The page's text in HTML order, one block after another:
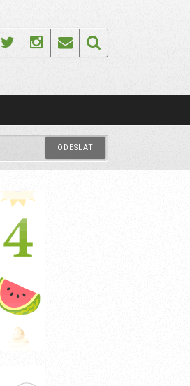
FacebookTwitterInstagram
Email